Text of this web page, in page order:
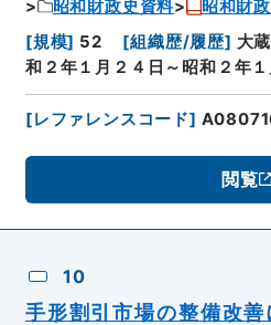
昭和財政史資料
昭和財
[規模] 52 [組織歴/履歴] 大
和２年１月２４日～昭和２年１
[レファレンスコード]
閲覧
10
手形割引市場の整備改